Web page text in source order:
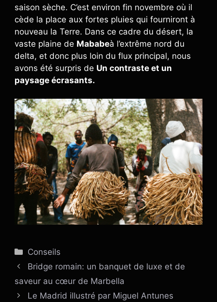
saison sèche. C’est environ fin novembre où il
cède la place aux fortes pluies qui fourniront à
nouveau la Terre. Dans ce cadre du désert, la
vaste plaine de Mababeà l’extrême nord du
delta, et donc plus loin du flux principal, nous
avons été surpris de Un contraste et un
paysage écrasants.
Catégories
Conseils
Bridge romain: un banquet de luxe et de
saveur au cœur de Marbella
Le Madrid illustré par Miguel Antunes